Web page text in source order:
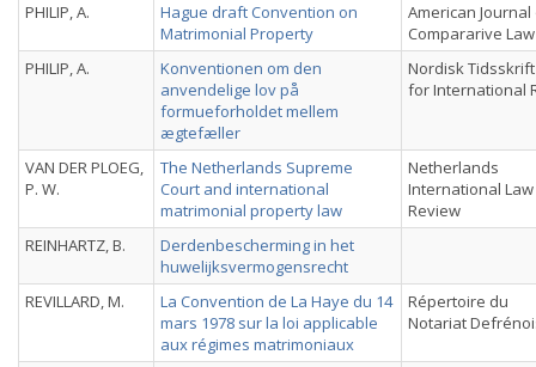
PHILIP, A.
Hague draft Convention on
Matrimonial Property
American
Compararive Law
PHILIP, A.
Konventionen om den
anvendelige lov på
formueforholdet mellem
ægtefæller
Nordisk Tidsskrift
for International
VAN DER PLOEG,
P. W.
The Netherlands Supreme
Court and international
matrimonial property law
Netherlands
International Law
Review
REINHARTZ, B.
Derdenbescherming in het
huwelijksvermogensrecht
REVILLARD, M.
La Convention de La Haye du 14
mars 1978 sur la loi applicable
aux régimes matrimoniaux
Répertoire du
Notariat